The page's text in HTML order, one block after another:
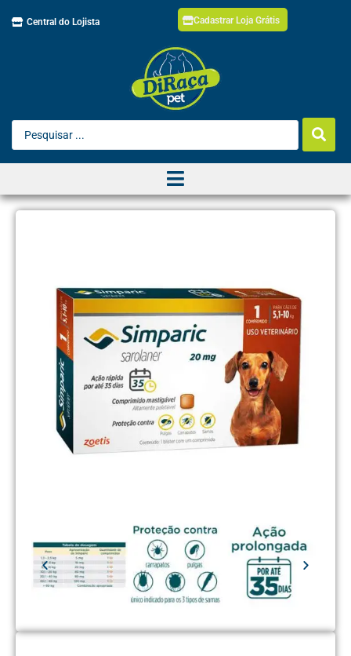
Central do Lojista Cadastrar Loja Grátis